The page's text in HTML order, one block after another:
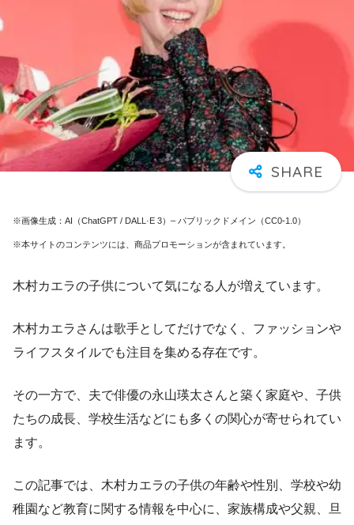
※画像生成：AI（ChatGPT / DALL·E 3）– パブリックドメイン（CC0-1.0）
※本サイトのコンテンツには、商品プロモーションが含まれています。
木村カエラの子供について気になる人が増えています。
木村カエラさんは歌手としてだけでなく、ファッションや
ライフスタイルでも注目を集める存在です。
その一方で、夫で俳優の永山瑛太さんと築く家庭や、子供
たちの成長、学校生活などにも多くの関心が寄せられてい
ます。
この記事では、木村カエラの子供の年齢や性別、学校や幼
稚園など教育に関する情報を中心に、家族構成や父親、旦